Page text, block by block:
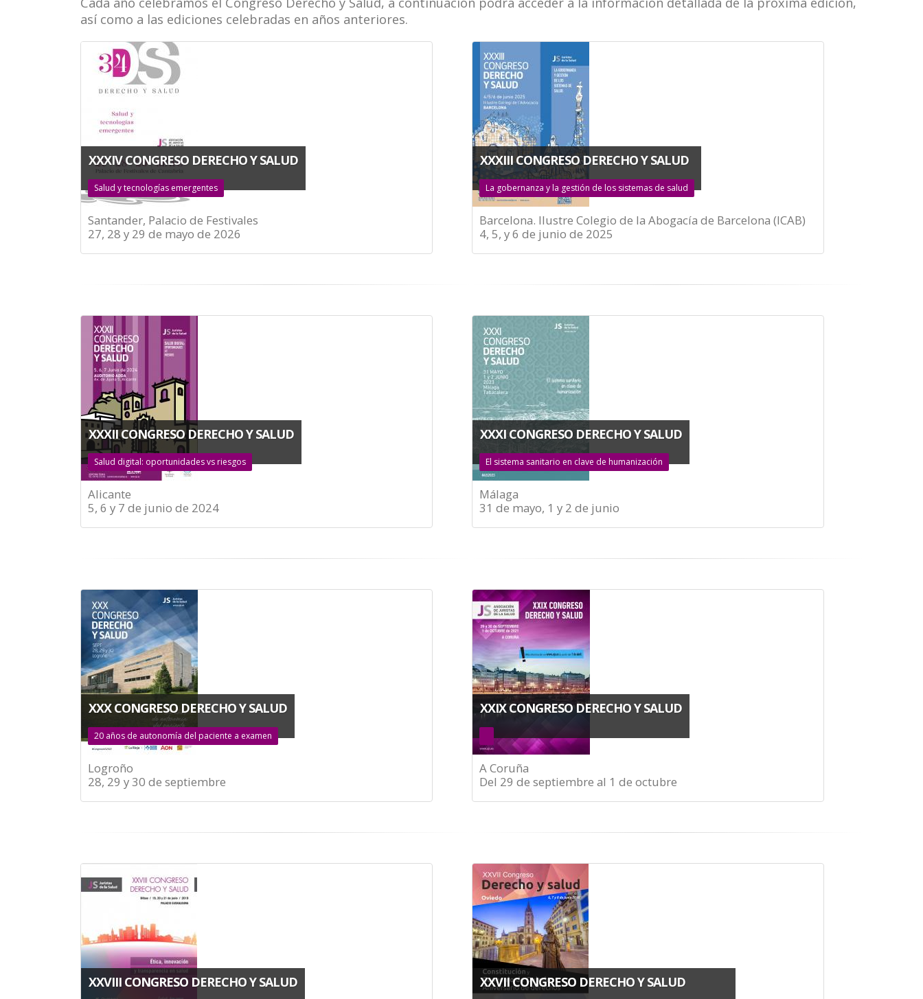
la
navegación
así como a las ediciones celebradas en años anteriores.
XXXIV CONGRESO DERECHO Y SALUD
Salud y tecnologías emergentes
Santander, Palacio de Festivales
27, 28 y 29 de mayo de 2026
XXXIII CONGRESO DERECHO Y SALUD
La gobernanza y la gestión de los sistemas de salud
Barcelona. Ilustre Colegio de la Abogacía de Barcelona (ICAB)
4, 5, y 6 de junio de 2025
XXXII CONGRESO DERECHO Y SALUD
Salud digital: oportunidades vs riesgos
Alicante
5, 6 y 7 de junio de 2024
XXXI CONGRESO DERECHO Y SALUD
El sistema sanitario en clave de humanización
Málaga
31 de mayo, 1 y 2 de junio
XXX CONGRESO DERECHO Y SALUD
20 años de autonomía del paciente a examen
Logroño
28, 29 y 30 de septiembre
XXIX CONGRESO DERECHO Y SALUD
A Coruña
Del 29 de septiembre al 1 de octubre
XXVIII CONGRESO DERECHO Y SALUD XXVII CONGRESO DERECHO Y SALUD